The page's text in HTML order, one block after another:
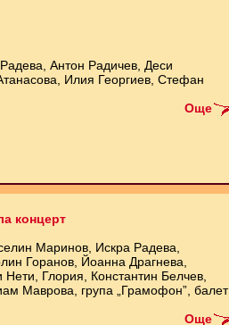
Антон Радичев, Деси
Илия Георгиев, Стефан
Още
концерт
Маринов, Искра Радева,
Горанов, Йоанна Драгнева,
Глория, Константин Белчев,
Маврова, група „Грамофон”, балет
Още